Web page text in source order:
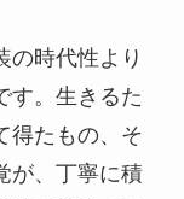
の時代性より
す。生きるた
得たもの、そ
が、丁寧に積